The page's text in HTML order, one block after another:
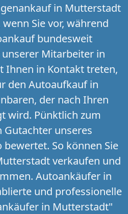
in Mutterstadt
Sie vor, während
bundesweit
unserer Mitarbeiter in
Ihnen in Kontakt treten,
den Autoaufkauf in
der nach Ihren
wird. Pünktlich zum
Gutachter unseres
bewertet. So können Sie
verkaufen und
Autoankäufer in
und professionelle
in Mutterstadt"